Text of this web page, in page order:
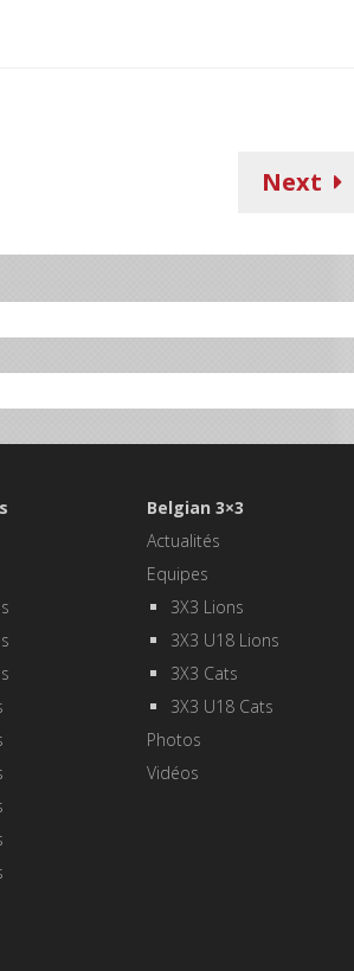
Next
Belgian 3×3
Actualités
Equipes
3X3 Lions
3X3 U18 Lions
3X3 Cats
3X3 U18 Cats
Photos
Vidéos